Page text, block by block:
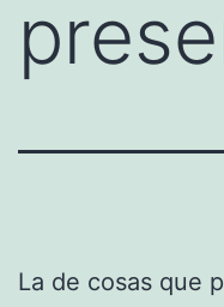
La de cosas que